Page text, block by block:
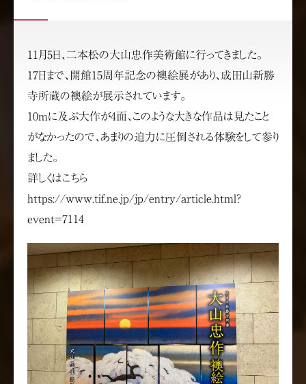
11月5日、二本松の大山忠作美術館に行ってきました。
17日まで、開館15周年記念の襖絵展があり、成田山新勝
寺所蔵の襖絵が展示されています。
10mに及ぶ大作が4面、このような大きな作品は見たこと
がなかったので、あまりの迫力に圧倒される体験をして参り
ました。
詳しくはこちら
https://www.tif.ne.jp/jp/entry/article.html?
event=7114